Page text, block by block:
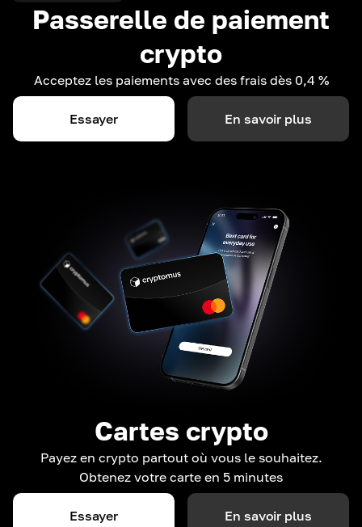
Passerelle de paiement
crypto
Acceptez les paiements avec des frais dès 0,4 %
Essayer En savoir plus
Cartes crypto
Payez en crypto partout où vous le souhaitez.
Obtenez votre carte en 5 minutes
Essayer En savoir plus